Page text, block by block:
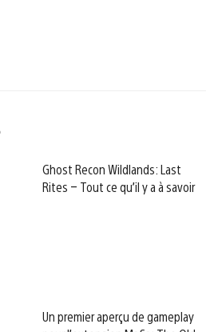
Ghost Recon Wildlands: Last
Rites – Tout ce qu’il y a à savoir
Un premier aperçu de gameplay